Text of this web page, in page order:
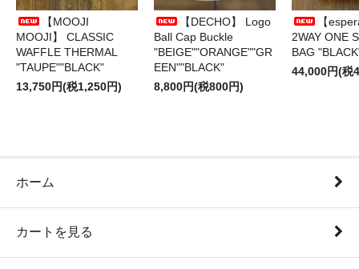
【MOOJI
MOOJI】 CLASSIC
WAFFLE THERMAL
"TAUPE""BLACK"
13,750円(税1,250円)
【DECHO】 Logo
Ball Cap Buckle
"BEIGE""ORANGE""GR
EEN""BLACK"
8,800円(税800円)
【
2WAY ONE
BAG
44,000円(税
ホーム
カートを見る